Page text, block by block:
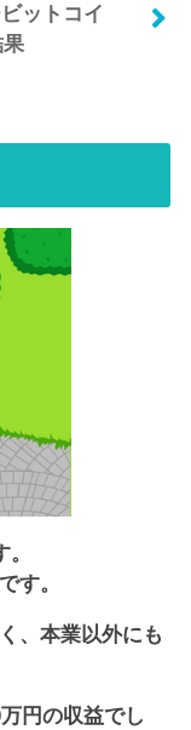
ットコイ
す。
、本業以外にも
円の収益でし